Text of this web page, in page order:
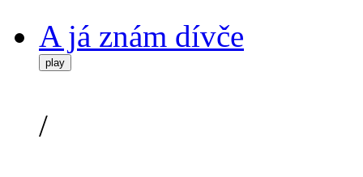
A já znám dívče
play
/